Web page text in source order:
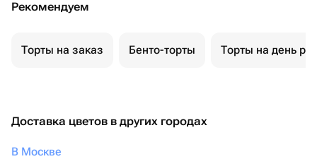
Рекомендуем
Торты на заказ Бенто-торты Торты на день
Доставка цветов в других городах
В Москве